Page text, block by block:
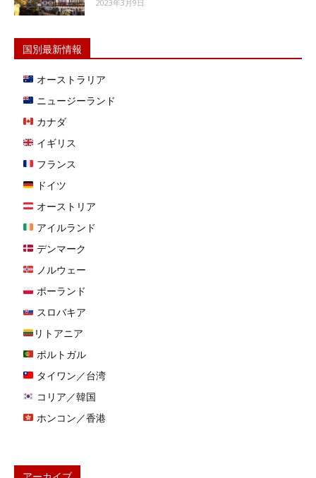
2023年3月9日
国別最新情報
オーストラリア
ニュージーランド
カナダ
イギリス
フランス
ドイツ
オーストリア
アイルランド
デンマーク
ノルウェー
ポーランド
スロバキア
リトアニア
ポルトガル
タイワン／台湾
コリア／韓国
ホンコン／香港